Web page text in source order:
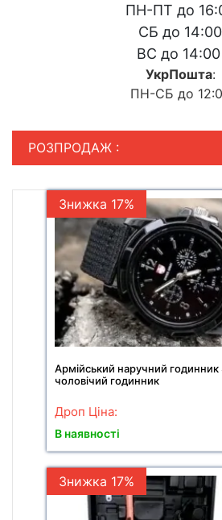
ПН-ПТ до
СБ до 14:00
ВС до 14:00
УкрПошта:
ПН-СБ до
РОЗПРОДАЖ :
Знижка 17%
Армійський наручний годинник
чоловічий годинник
Дроп Ціна:
В наявності
Знижка 17%